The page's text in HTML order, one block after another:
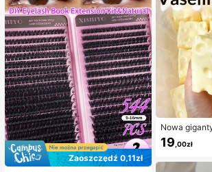
Zaoszczędź 0,11zł
Nowa
skania w
m,
a, powolne
19 ,00zł